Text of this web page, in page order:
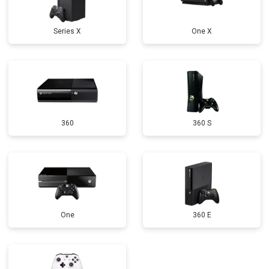
Series X One X
360 360 S
One 360 E